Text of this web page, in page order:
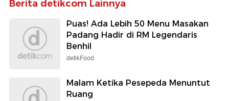
Berita detikcom Lainnya
Puas! Ada Lebih 50 Menu Masakan
Padang Hadir di RM Legendaris
Benhil
detikFood
Malam Ketika Pesepeda Menuntut
Ruang